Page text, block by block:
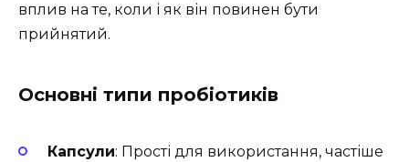
вплив на те, коли і як він повинен бути
прийнятий.
Основні типи пробіотиків
Капсули: Прості для використання, частіше